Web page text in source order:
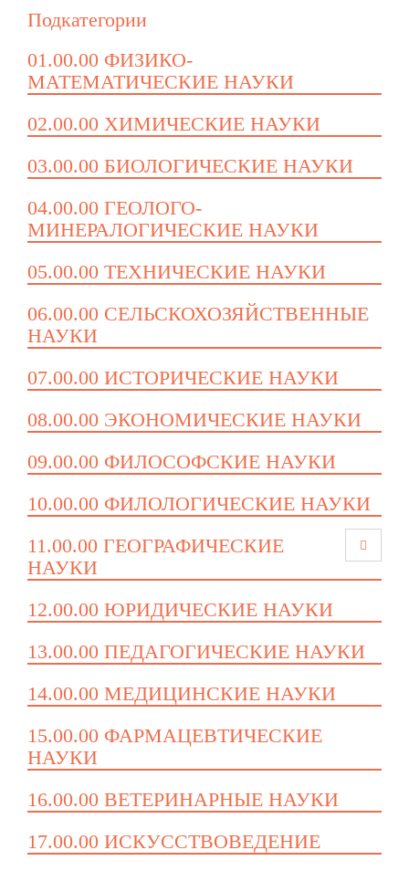
Подкатегории
01.00.00 ФИЗИКО-
МАТЕМАТИЧЕСКИЕ НАУКИ
02.00.00 ХИМИЧЕСКИЕ НАУКИ
03.00.00 БИОЛОГИЧЕСКИЕ НАУКИ
04.00.00 ГЕОЛОГО-
МИНЕРАЛОГИЧЕСКИЕ НАУКИ
05.00.00 ТЕХНИЧЕСКИЕ НАУКИ
06.00.00 СЕЛЬСКОХОЗЯЙСТВЕННЫЕ
НАУКИ
07.00.00 ИСТОРИЧЕСКИЕ НАУКИ
08.00.00 ЭКОНОМИЧЕСКИЕ НАУКИ
09.00.00 ФИЛОСОФСКИЕ НАУКИ
10.00.00 ФИЛОЛОГИЧЕСКИЕ НАУКИ
11.00.00 ГЕОГРАФИЧЕСКИЕ
НАУКИ
12.00.00 ЮРИДИЧЕСКИЕ НАУКИ
13.00.00 ПЕДАГОГИЧЕСКИЕ НАУКИ
14.00.00 МЕДИЦИНСКИЕ НАУКИ
15.00.00 ФАРМАЦЕВТИЧЕСКИЕ
НАУКИ
16.00.00 ВЕТЕРИНАРНЫЕ НАУКИ
17.00.00 ИСКУССТВОВЕДЕНИЕ